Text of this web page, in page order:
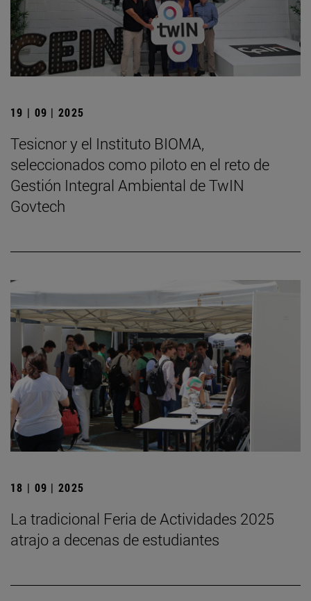
19 | 09 | 2025
Tesicnor y el Instituto BIOMA,
seleccionados como piloto en el reto de
Gestión Integral Ambiental de TwIN
Govtech
18 | 09 | 2025
La tradicional Feria de Actividades 2025
atrajo a decenas de estudiantes